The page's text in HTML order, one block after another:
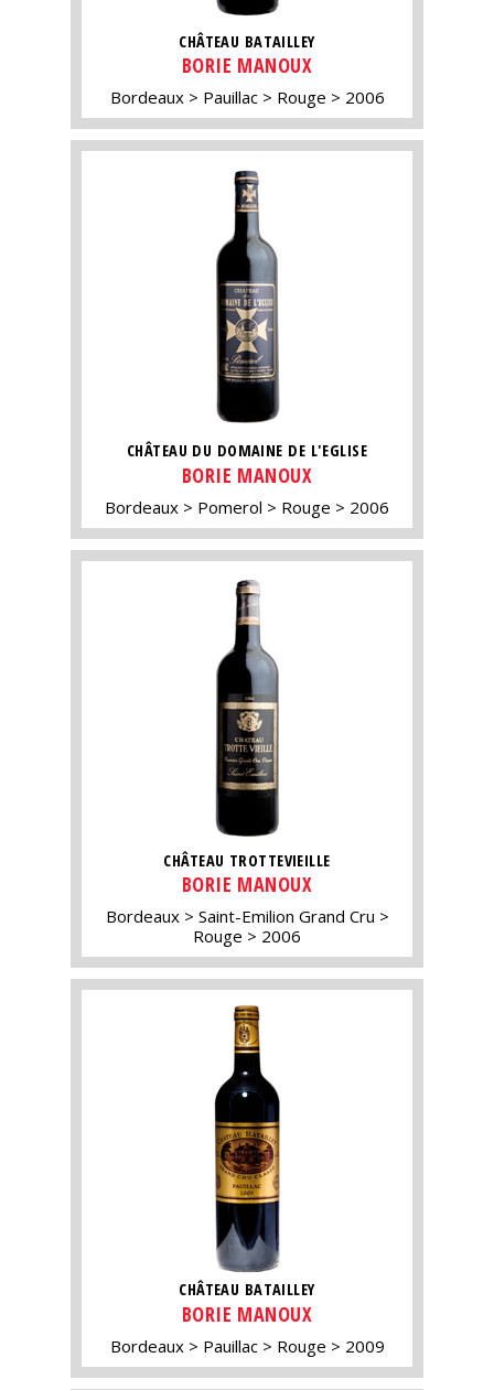
CHÂTEAU BATAILLEY
BORIE MANOUX
Bordeaux Pauillac Rouge 2006
CHÂTEAU DU DOMAINE DE L'EGLISE
BORIE MANOUX
Bordeaux Pomerol Rouge 2006
CHÂTEAU TROTTEVIEILLE
BORIE MANOUX
Bordeaux
Saint-Emilion Grand Cru
Rouge
2006
CHÂTEAU BATAILLEY
BORIE MANOUX
Bordeaux Pauillac Rouge 2009